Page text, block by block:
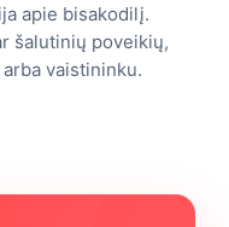
apie bisakodilį.
šalutinių poveikių,
vaistininku.